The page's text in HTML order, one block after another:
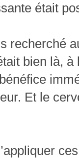
était
recherché
bien là, à
Et le